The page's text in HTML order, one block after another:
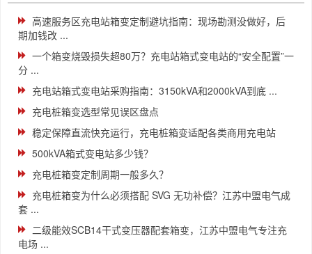
高速服务区充电站箱变定制避坑指南：现场勘测没做好，后
期加钱改 ...
一个箱变烧毁损失超80万？充电站箱式变电站的“安全配置”一
分 ...
充电站箱式变电站采购指南：3150kVA和2000kVA到底 ...
充电桩箱变选型常见误区盘点
稳定保障直流快充运行，充电桩箱变适配各类商用充电站
500kVA箱式变电站多少钱？
充电桩箱变定制周期一般多久？
充电桩箱变为什么必须搭配 SVG 无功补偿？江苏中盟电气成
套 ...
二级能效SCB14干式变压器配套箱变，江苏中盟电气专注充
电场 ...